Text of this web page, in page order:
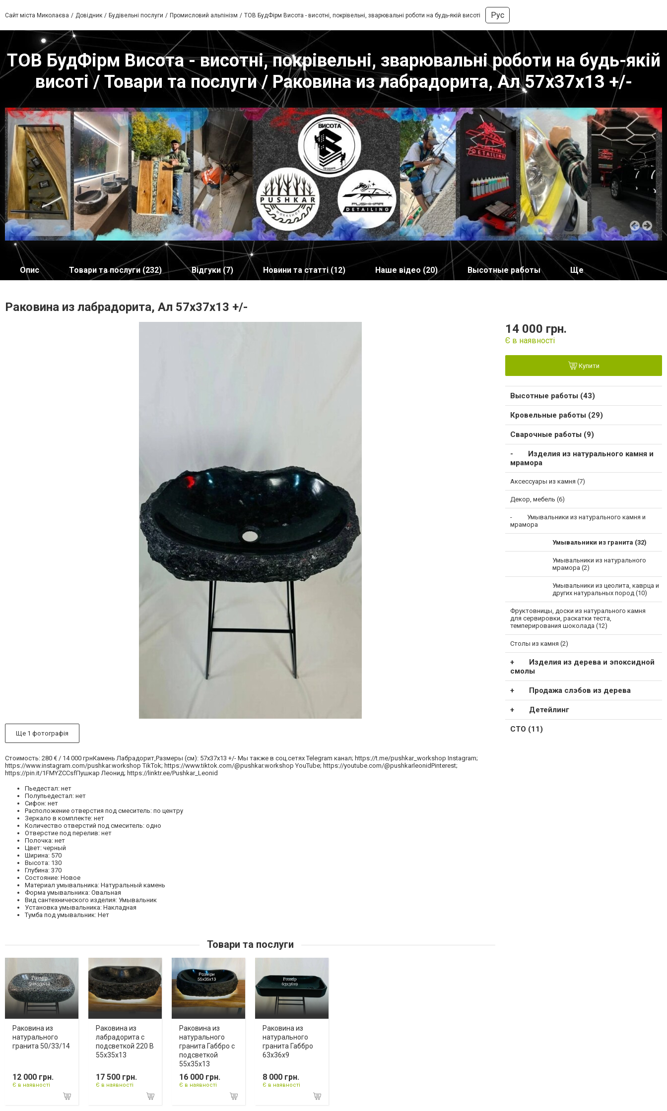
Сайт міста Миколаєва Довідник Будівельні послуги Промисловий альпінізм ТОВ БудФірм Висота - висотні, покрівельні, зварювальні роботи на будь-якій висоті Рус
ТОВ БудФірм Висота - висотні, покрівельні, зварювальні роботи на будь-якій
висоті / Товари та послуги / Раковина из лабрадорита, Ал 57х37х13 +/-
Опис Товари та послуги (232) Відгуки (7) Новини та статті (12) Наше відео (20) Высотные работы Ще
Раковина из лабрадорита, Ал 57х37х13 +/-
Ще 1 фотографія
Стоимость: 280 € / 14 000 грнКамень Лабрадорит,Размеры (см): 57х37х13 +/- Мы также в соц.сетях Telegram канал; https://t.me/pushkar_workshop Instagram;
https://www.instagram.com/pushkar.workshop TikTok; https://www.tiktok.com/@pushkar.workshop YouTube; https://youtube.com/@pushkarleonidPinterest;
https://pin.it/1FMYZCCsfПушкар Леонид; https://linktr.ee/Pushkar_Leonid
Пьедестал: нет
Полупьедестал: нет
Сифон: нет
Расположение отверстия под смеситель: по центру
Зеркало в комплекте: нет
Количество отверстий под смеситель: одно
Отверстие под перелив: нет
Полочка: нет
Цвет: черный
Ширина: 570
Высота: 130
Глубина: 370
Состояние: Новое
Материал умывальника: Натуральный камень
Форма умывальника: Овальная
Вид сантехнического изделия: Умывальник
Установка умывальника: Накладная
Тумба под умывальник: Нет
14 000 грн.
Є в наявності
Купити
Высотные работы (43)
Кровельные работы (29)
Сварочные работы (9)
Изделия из натурального камня и
мрамора
Аксессуары из камня (7)
Декор, мебель (6)
Умывальники из натурального камня и
мрамора
Умывальники из гранита (32)
Умывальники из натурального
мрамора (2)
Умывальники из цеолита, каврца и
других натуральных пород (10)
Фруктовницы, доски из натурального камня
для сервировки, раскатки теста,
темперирования шоколада (12)
Столы из камня (2)
Изделия из дерева и эпоксидной
смолы
Продажа слэбов из дерева
Детейлинг
СТО (11)
Товари та послуги
Раковина из
натурального
гранита 50/33/14
12 000 грн.
Є в наявності
Раковина из
лабрадорита с
подсветкой 220 В
55х35х13
17 500 грн.
Є в наявності
Раковина из
натурального
гранита Габбро с
подсветкой
55х35х13
16 000 грн.
Є в наявності
Раковина из
натурального
гранита Габбро
63х36х9
8 000 грн.
Є в наявності